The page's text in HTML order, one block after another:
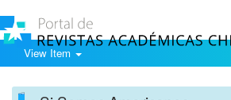
View Item